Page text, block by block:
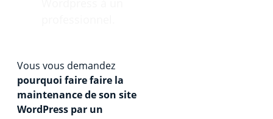
Vous vous demandez
pourquoi faire faire la
maintenance de son site
WordPress par un